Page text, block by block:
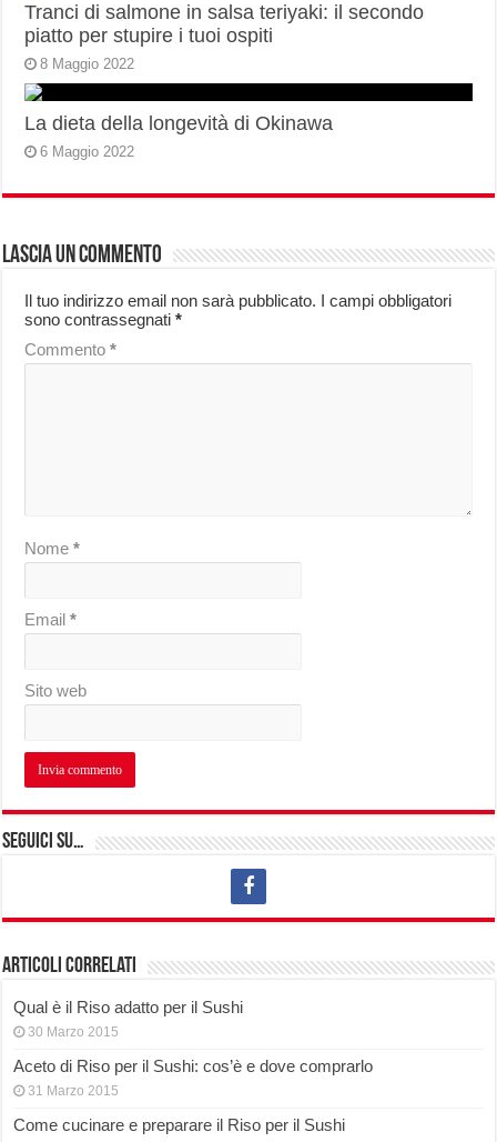
Tranci di salmone in salsa teriyaki: il secondo
piatto per stupire i tuoi ospiti
8 Maggio 2022
La dieta della longevità di Okinawa
6 Maggio 2022
Lascia un commento
Il tuo indirizzo email non sarà pubblicato. I campi obbligatori
sono contrassegnati*
Commento*
Nome*
Email*
Sito web
Seguici su…
Articoli correlati
Qual è il Riso adatto per il Sushi
30 Marzo 2015
Aceto di Riso per il Sushi: cos’è e dove comprarlo
31 Marzo 2015
Come cucinare e preparare il Riso per il Sushi